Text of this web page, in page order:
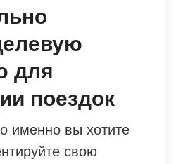
для
поездок
именно вы хотите
свою